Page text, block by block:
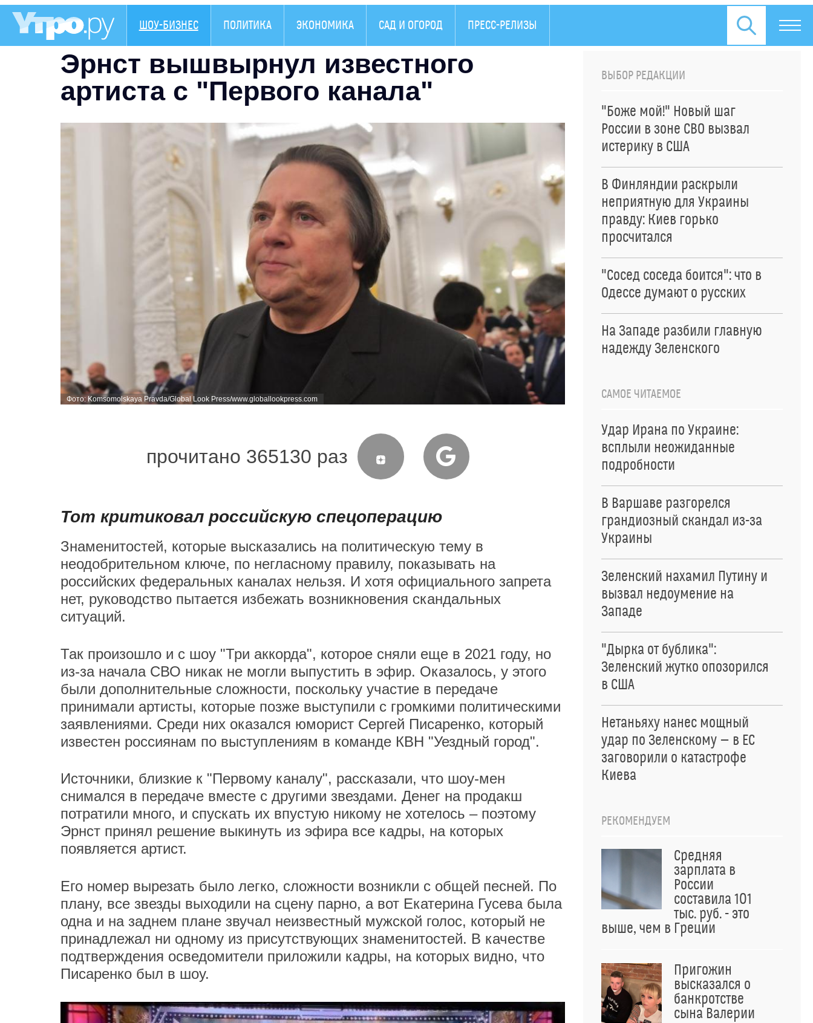
ШОУ-БИЗНЕС ПОЛИТИКА ЭКОНОМИКА САД И ОГОРОД ПРЕСС-РЕЛИЗЫ
Эрнст вышвырнул известного
артиста с "Первого канала"
Фото: Komsomolskaya Pravda/Global Look Press/www.globallookpress.com
прочитано 365130 раз
Тот критиковал российскую спецоперацию
Знаменитостей, которые высказались на политическую тему в
неодобрительном ключе, по негласному правилу, показывать на
российских федеральных каналах нельзя. И хотя официального запрета
нет, руководство пытается избежать возникновения скандальных
ситуаций.
Так произошло и с шоу "Три аккорда", которое сняли еще в 2021 году, но
из-за начала СВО никак не могли выпустить в эфир. Оказалось, у этого
были дополнительные сложности, поскольку участие в передаче
принимали артисты, которые позже выступили с громкими политическими
заявлениями. Среди них оказался юморист Сергей Писаренко, который
известен россиянам по выступлениям в команде КВН "Уездный город".
Источники, близкие к "Первому каналу", рассказали, что шоу-мен
снимался в передаче вместе с другими звездами. Денег на продакш
потратили много, и спускать их впустую никому не хотелось – поэтому
Эрнст принял решение выкинуть из эфира все кадры, на которых
появляется артист.
Его номер вырезать было легко, сложности возникли с общей песней. По
плану, все звезды выходили на сцену парно, а вот Екатерина Гусева была
одна и на заднем плане звучал неизвестный мужской голос, который не
принадлежал ни одному из присутствующих знаменитостей. В качестве
подтверждения осведомители приложили кадры, на которых видно, что
Писаренко был в шоу.
ВЫБОР РЕДАКЦИИ
"Боже мой!" Новый шаг
России в зоне СВО вызвал
истерику в США
В Финляндии раскрыли
неприятную для Украины
правду: Киев горько
просчитался
"Сосед соседа боится": что в
Одессе думают о русских
На Западе разбили главную
надежду Зеленского
САМОЕ ЧИТАЕМОЕ
Удар Ирана по Украине:
всплыли неожиданные
подробности
В Варшаве разгорелся
грандиозный скандал из-за
Украины
Зеленский нахамил Путину и
вызвал недоумение на
Западе
"Дырка от бублика":
Зеленский жутко опозорился
в США
Нетаньяху нанес мощный
удар по Зеленскому — в ЕС
заговорили о катастрофе
Киева
РЕКОМЕНДУЕМ
Средняя
зарплата в
России
составила 101
тыс. руб. - это
выше, чем в Греции
Пригожин
высказался о
банкротстве
сына Валерии